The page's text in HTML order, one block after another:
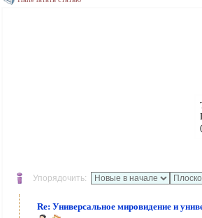
Упорядочить:
Re: Универсальное мировидение и